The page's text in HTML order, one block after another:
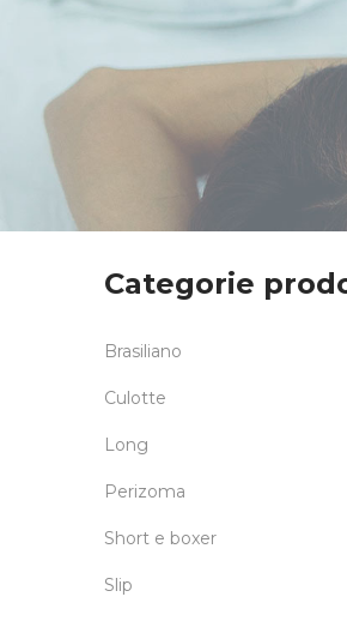
Categorie
Brasiliano
Culotte
Long
Perizoma
Short e boxer
Slip